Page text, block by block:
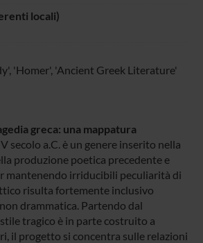
locali)
'Homer', 'Ancient Greek Literature'
greca: una mappatura
secolo a.C. è un genere inserito nella
produzione poetica precedente e
mantenendo irriducibili peculiarità di
risulta fortemente inclusivo
drammatica. Partendo dal
tragico è in parte costruito a
il progetto si concentra sulle relazioni